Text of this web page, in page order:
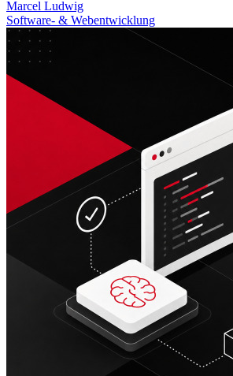
Marcel Ludwig
Software- & Webentwicklung